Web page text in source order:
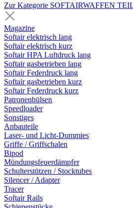
Zur Kategorie SOFTAIRWAFFEN
Magazine
Softair elektrisch lang
Softair elektrisch kurz
Softair HPA Luftdruck lang
Softair gasbetrieben lang
Softair Federdruck lang
Softair gasbetrieben kurz
Softair Federdruck kurz
Patronenhülsen
Speedloader
Sonstiges
Anbauteile
Laser- und Licht-Dummies
Griffe / Griffschalen
Bipod
Mündungsfeuerdämpfer
Schulterstützen / Stocktubes
Silencer / Adapter
Tracer
Softair Rails